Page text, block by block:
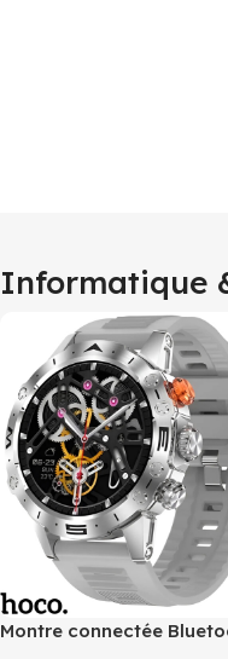
Informatique
Montre connectée